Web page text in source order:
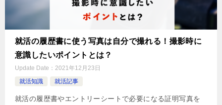
就活の履歴書に使う写真は自分で撮れる！撮影時に
意識したいポイントとは？
Update Date： 2021年12月23日
就活知識
就活記事
就活の履歴書やエントリーシートで必要になる証明写真を